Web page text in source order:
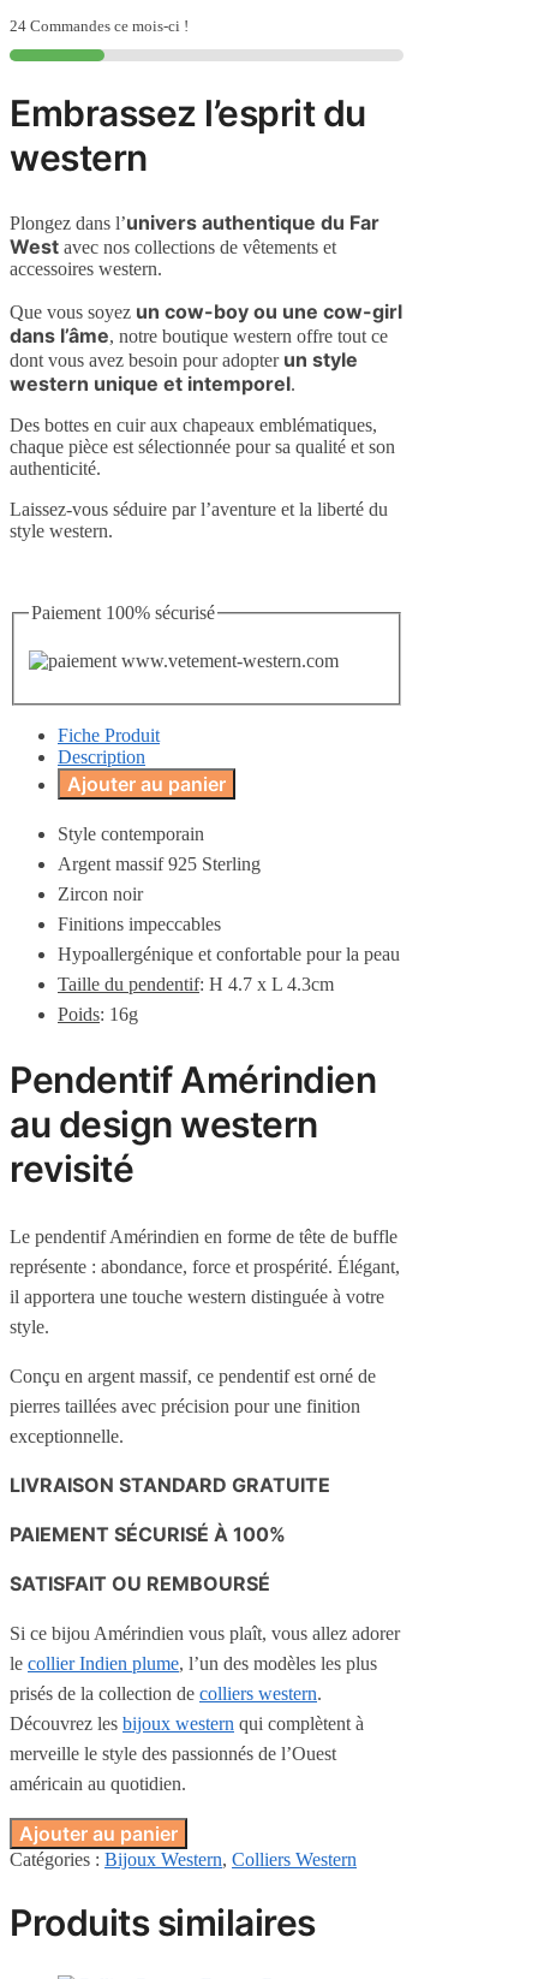
24 Commandes ce mois-ci !
Embrassez l’esprit du
western
Plongez dans l’univers authentique du Far
West avec nos collections de vêtements et
accessoires western.
Que vous soyez un cow-boy ou une cow-girl
dans l’âme, notre boutique western offre tout ce
dont vous avez besoin pour adopter un style
western unique et intemporel.
Des bottes en cuir aux chapeaux emblématiques,
chaque pièce est sélectionnée pour sa qualité et son
authenticité.
Laissez-vous séduire par l’aventure et la liberté du
style western.
Paiement 100% sécurisé
Fiche Produit
Description
Ajouter au panier
Style contemporain
Argent massif 925 Sterling
Zircon noir
Finitions impeccables
Hypoallergénique et confortable pour la peau
Taille du pendentif: H 4.7 x L 4.3cm
Poids: 16g
Pendentif Amérindien
au design western
revisité
Le pendentif Amérindien en forme de tête de buffle
représente : abondance, force et prospérité. Élégant,
il apportera une touche western distinguée à votre
style.
Conçu en argent massif, ce pendentif est orné de
pierres taillées avec précision pour une finition
exceptionnelle.
LIVRAISON STANDARD GRATUITE
PAIEMENT SÉCURISÉ À 100%
SATISFAIT OU REMBOURSÉ
Si ce bijou Amérindien vous plaît, vous allez adorer
le collier Indien plume, l’un des modèles les plus
prisés de la collection de colliers western.
Découvrez les bijoux western qui complètent à
merveille le style des passionnés de l’Ouest
américain au quotidien.
Ajouter au panier
Catégories : Bijoux Western, Colliers Western
Produits similaires